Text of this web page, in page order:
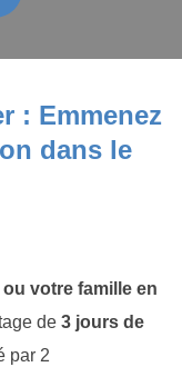
: Emmenez
dans le
votre famille en
de 3 jours de
par 2